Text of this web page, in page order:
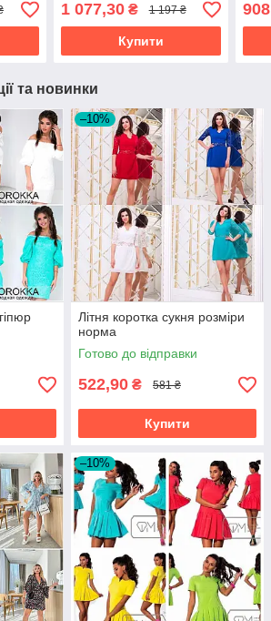
1 077,30₴ 1 197 ₴
Купити
та новинки
–10%
Літня коротка сукня розміри
норма
Готово до відправки
522,90 ₴ 581 ₴
Купити
–10%